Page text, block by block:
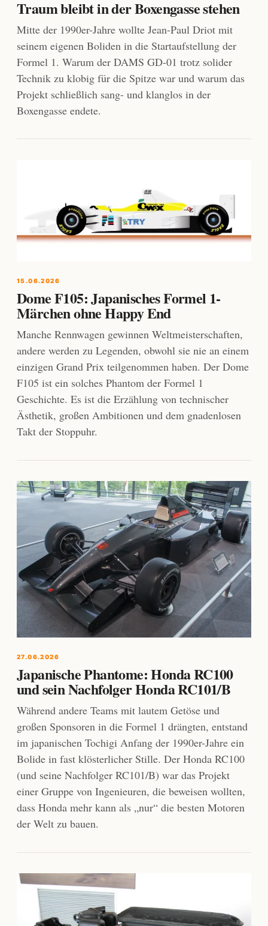
Traum bleibt in der Boxengasse stehen
Mitte der 1990er-Jahre wollte Jean-Paul Driot mit
seinem eigenen Boliden in die Startaufstellung der
Formel 1. Warum der DAMS GD-01 trotz solider
Technik zu klobig für die Spitze war und warum das
Projekt schließlich sang- und klanglos in der
Boxengasse endete.
15.06.2026
Dome F105: Japanisches Formel 1-
Märchen ohne Happy End
Manche Rennwagen gewinnen Weltmeisterschaften,
andere werden zu Legenden, obwohl sie nie an einem
einzigen Grand Prix teilgenommen haben. Der Dome
F105 ist ein solches Phantom der Formel 1
Geschichte. Es ist die Erzählung von technischer
Ästhetik, großen Ambitionen und dem gnadenlosen
Takt der Stoppuhr.
27.06.2026
Japanische Phantome: Honda RC100
und sein Nachfolger Honda RC101/B
Während andere Teams mit lautem Getöse und
großen Sponsoren in die Formel 1 drängten, entstand
im japanischen Tochigi Anfang der 1990er-Jahre ein
Bolide in fast klösterlicher Stille. Der Honda RC100
(und seine Nachfolger RC101/B) war das Projekt
einer Gruppe von Ingenieuren, die beweisen wollten,
dass Honda mehr kann als „nur“ die besten Motoren
der Welt zu bauen.